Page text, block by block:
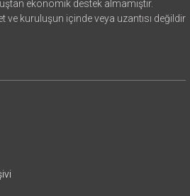
ekonomik destek almamıştır.
ve kuruluşun içinde veya uzantısı değildir